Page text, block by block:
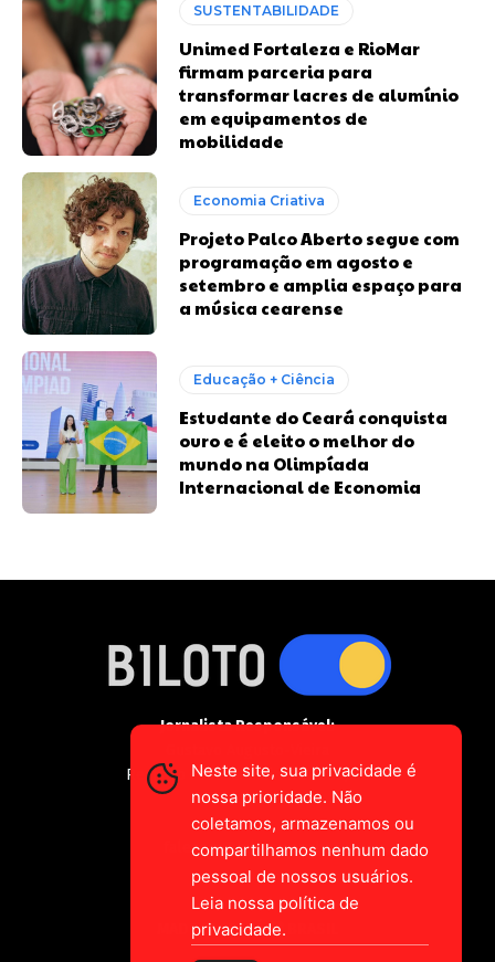
SUSTENTABILIDADE
Unimed Fortaleza e RioMar
firmam parceria para
transformar lacres de alumínio
em equipamentos de
mobilidade
Economia Criativa
Projeto Palco Aberto segue com
programação em agosto e
setembro e amplia espaço para
a música cearense
Educação + Ciência
Estudante do Ceará conquista
ouro e é eleito o melhor do
mundo na Olimpíada
Internacional de Economia
Jornalista Responsável:
Registro Profissional MTE 2589/CE
falecom@biloto.com.br
MADE IN CEARÁ BRASIL
Neste site, sua privacidade é
nossa prioridade. Não
coletamos, armazenamos ou
compartilhamos nenhum dado
pessoal de nossos usuários.
Leia nossa política de
privacidade.